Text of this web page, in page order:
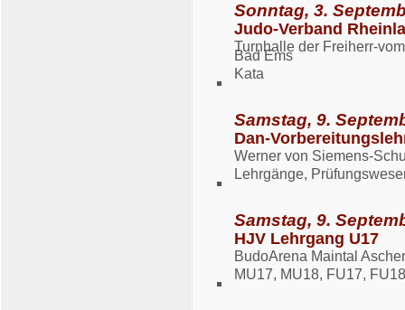
Sonntag, 3.
Judo-Verband
Turnhalle der Freiherr-
Bad Ems
Kata
Samstag, 9.
Dan-
Werner von Siemens-
Lehrgänge,
Samstag, 9.
HJV Lehrgang U17
BudoArena Maintal
MU17, MU18, FU17,